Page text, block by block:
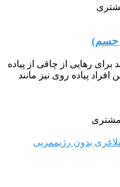
جسم)
رهایی از چاقی از پیاده
پیاده روی نیز مانند
مشتری
لاغری بدون رژیممربی